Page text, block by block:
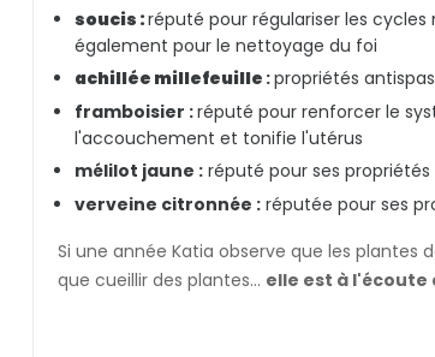
soucis :réputé pour régulariser les
également pour le nettoyage du foi
achillée millefeuille :propriétés
framboisier :réputé pour renforcer le
l'accouchement et tonifie l'utérus
mélilot jaune : réputé pour ses
verveine citronnée : réputée pour ses
Si une année Katia observe que les plantes
que cueillir des plantes... elle est à l'écoute